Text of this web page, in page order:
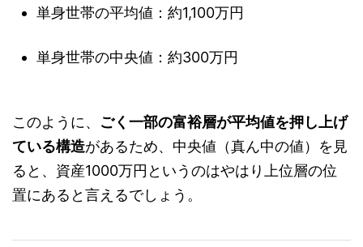
単身世帯の平均値：約1,100万円
単身世帯の中央値：約300万円
このように、 ごく一部の富裕層が平均値を押し上げ
ている構造があるため、中央値（真ん中の値）を見
ると、資産1000万円というのはやはり上位層の位
置にあると言えるでしょう。